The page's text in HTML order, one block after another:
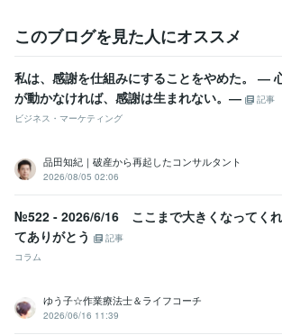
このブログを見た人にオススメ
私は、感謝を仕組みにすることをやめた。 ―
が動かなければ、感謝は生まれない。―
記事
ビジネス・マーケティング
品田知紀｜破産から再起したコンサルタント
2026/08/05 02:06
№522 - 2026/6/16 ここまで大きくなってくれ
てありがとう
記事
コラム
ゆう子☆作業療法士＆ライフコーチ
2026/06/16 11:39